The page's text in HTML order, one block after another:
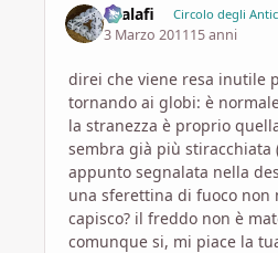
shalafi Circolo degli
3 Marzo 201115 anni
direi che viene resa inutile
tornando ai globi: è
la stranezza è proprio
sembra già più stiracchiata
appunto segnalata nella
una sferettina di fuoco non
capisco? il freddo non è
comunque si, mi piace la